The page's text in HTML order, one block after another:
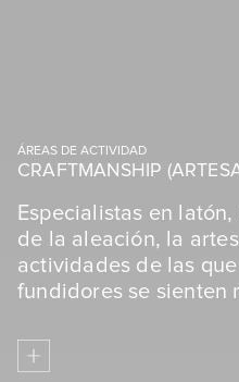
ÁREAS DE ACTIVIDAD
CRAFTMANSHIP
Especialistas en
de la aleación, la
actividades de las
fundidores se sienten